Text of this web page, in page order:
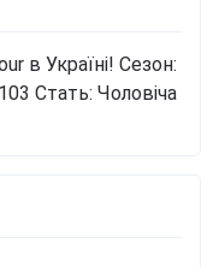
в Україні! Сезон:
Стать: Чоловіча